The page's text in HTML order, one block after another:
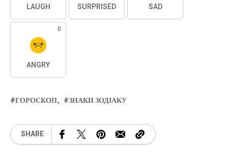
LAUGH SURPRISED SAD
0
ANGRY
ГОРОСКОП ЗНАКИ ЗОДІАКУ
SHARE